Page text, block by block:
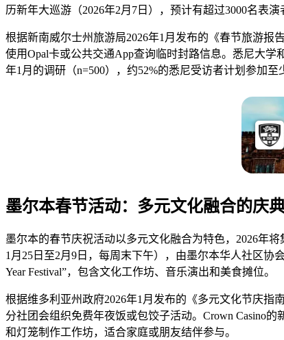
历新年大巡游（2026年2月7日），预计有超过3000名表演
根据新南威尔士州旅游局2026年1月发布的《春节旅游报
使用Opal卡或公共交通App查询临时封路信息。悉尼大
年1月的调研（n=500），约52%的悉尼受访者计划参加
墨尔本春节活动：多元文化融合的庆
墨尔本的春节庆祝活动以多元文化融合为特色，2026年将
1月25日至2月9日，每周末下午），由墨尔本华人社区协
Year Festival”，包含文化工作坊、音乐演出和美食摊位。
根据维多利亚州政府2026年1月发布的《多元文化节庆指
分社团会组织免费年夜饭或包饺子活动。Crown Casino
和灯笼制作工作坊，适合家庭或朋友结伴参与。